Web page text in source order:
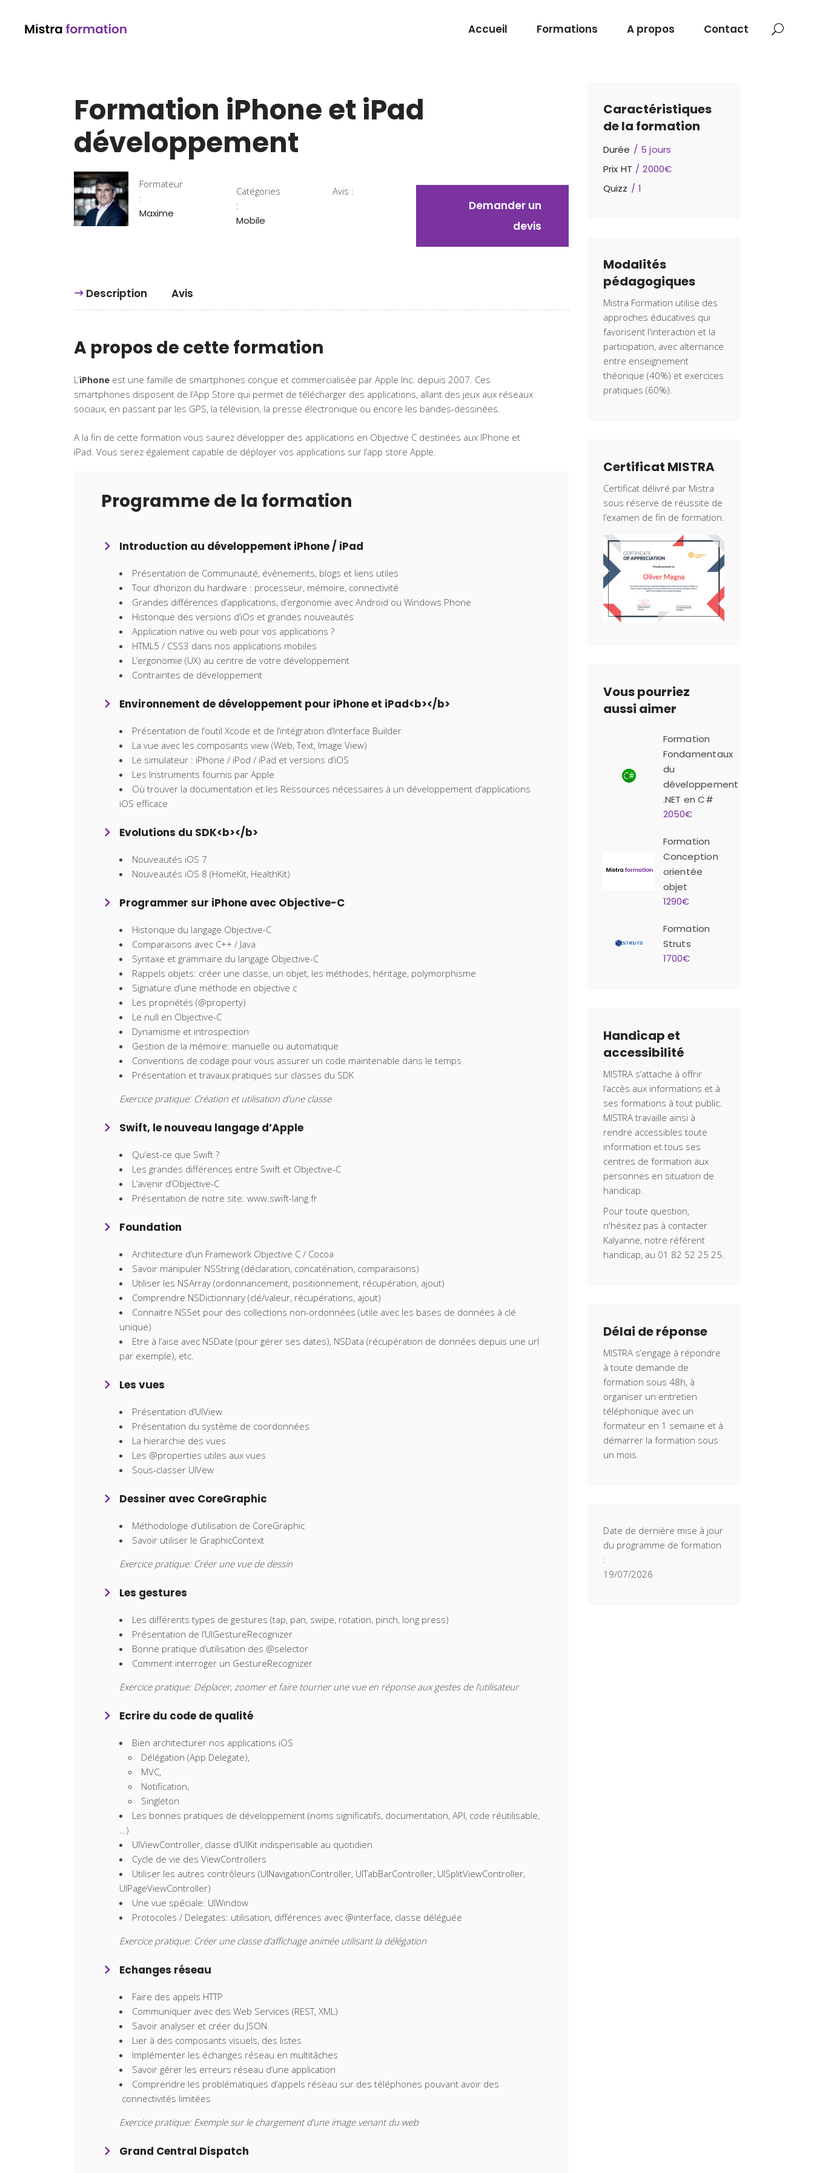
Accueil Formations A propos Contact
Formation iPhone et iPad
développement
Formateur
:
Maxime
Catégories
:
Mobile
Avis :
Demander un
devis
Description Avis
A propos de cette formation
L’iPhone est une famille de smartphones conçue et commercialisée par Apple Inc. depuis 2007. Ces
smartphones disposent de l’App Store qui permet de télécharger des applications, allant des jeux aux réseaux
sociaux, en passant par les GPS, la télévision, la presse électronique ou encore les bandes-dessinées.
A la fin de cette formation vous saurez développer des applications en Objective C destinées aux IPhone et
iPad. Vous serez également capable de déployer vos applications sur l’app store Apple.
Programme de la formation
Introduction au développement iPhone / iPad
Présentation de Communauté, évènements, blogs et liens utiles
Tour d’horizon du hardware : processeur, mémoire, connectivité
Grandes différences d’applications, d’ergonomie avec Android ou Windows Phone
Historique des versions d’iOs et grandes nouveautés
Application native ou web pour vos applications ?
HTML5 / CSS3 dans nos applications mobiles
L’ergonomie (UX) au centre de votre développement
Contraintes de développement
Environnement de développement pour iPhone et iPad<b></b>
Présentation de l’outil Xcode et de l’intégration d’Interface Builder
La vue avec les composants view (Web, Text, Image View)
Le simulateur : iPhone / iPod / iPad et versions d’iOS
Les Instruments fournis par Apple
Où trouver la documentation et les Ressources nécessaires à un développement d’applications
iOS efficace
Evolutions du SDK<b></b>
Nouveautés iOS 7
Nouveautés iOS 8 (HomeKit, HealthKit)
Programmer sur iPhone avec Objective-C
Historique du langage Objective-C
Comparaisons avec C++ / Java
Syntaxe et grammaire du langage Objective-C
Rappels objets: créer une classe, un objet, les méthodes, héritage, polymorphisme
Signature d’une méthode en objective c
Les propriétés (@property)
Le null en Objective-C
Dynamisme et introspection
Gestion de la mémoire: manuelle ou automatique
Conventions de codage pour vous assurer un code maintenable dans le temps
Présentation et travaux pratiques sur classes du SDK
Exercice pratique: Création et utilisation d’une classe
Swift, le nouveau langage d’Apple
Qu’est-ce que Swift ?
Les grandes différences entre Swift et Objective-C
L’avenir d’Objective-C
Présentation de notre site: www.swift-lang.fr
Foundation
Architecture d’un Framework Objective C / Cocoa
Savoir manipuler NSString (déclaration, concaténation, comparaisons)
Utiliser les NSArray (ordonnancement, positionnement, récupération, ajout)
Comprendre NSDictionnary (clé/valeur, récupérations, ajout)
Connaitre NSSet pour des collections non-ordonnées (utile avec les bases de données à clé
unique)
Etre à l’aise avec NSDate (pour gérer ses dates), NSData (récupération de données depuis une url
par exemple), etc.
Les vues
Présentation d’UIView
Présentation du système de coordonnées
La hierarchie des vues
Les @properties utiles aux vues
Sous-classer UIVew
Dessiner avec CoreGraphic
Méthodologie d’utilisation de CoreGraphic
Savoir utiliser le GraphicContext
Exercice pratique: Créer une vue de dessin
Les gestures
Les différents types de gestures (tap, pan, swipe, rotation, pinch, long press)
Présentation de l’UIGestureRecognizer
Bonne pratique d’utilisation des @selector
Comment interroger un GestureRecognizer
Exercice pratique: Déplacer, zoomer et faire tourner une vue en réponse aux gestes de l’utilisateur
Ecrire du code de qualité
Bien architecturer nos applications iOS
Délégation (App Delegate),
MVC,
Notification,
Singleton
Les bonnes pratiques de développement (noms significatifs, documentation, API, code réutilisable,
…)
UIViewController, classe d’UIKit indispensable au quotidien
Cycle de vie des ViewControllers
Utiliser les autres contrôleurs (UINavigationController, UITabBarController, UISplitViewController,
UIPageViewController)
Une vue spéciale: UIWindow
Protocoles / Delegates: utilisation, différences avec @interface, classe déléguée
Exercice pratique: Créer une classe d’affichage animée utilisant la délégation
Echanges réseau
Faire des appels HTTP
Communiquer avec des Web Services (REST, XML)
Savoir analyser et créer du JSON
Lier à des composants visuels, des listes
Implémenter les échanges réseau en multitâches
Savoir gérer les erreurs réseau d’une application
Comprendre les problématiques d’appels réseau sur des téléphones pouvant avoir des
connectivités limitées
Exercice pratique: Exemple sur le chargement d’une image venant du web
Grand Central Dispatch
Caractéristiques
de la formation
Durée
5 jours
Prix HT
2000€
Quizz
1
Modalités
pédagogiques
Mistra Formation utilise des
approches éducatives qui
favorisent l'interaction et la
participation, avec alternance
entre enseignement
théorique (40%) et exercices
pratiques (60%).
Certificat MISTRA
Certificat délivré par Mistra
sous réserve de réussite de
l’examen de fin de formation.
Vous pourriez
aussi aimer
Formation
Fondamentaux
du
développement
.NET en C#
2050€
Formation
Conception
orientée
objet
1290€
Formation
Struts
1700€
Handicap et
accessibilité
MISTRA s’attache à offrir
l’accès aux informations et à
ses formations à tout public.
MISTRA travaille ainsi à
rendre accessibles toute
information et tous ses
centres de formation aux
personnes en situation de
handicap.
Pour toute question,
n'hésitez pas à contacter
Kalyanne, notre référent
handicap, au 01 82 52 25 25.
Délai de réponse
MISTRA s’engage à répondre
à toute demande de
formation sous 48h, à
organiser un entretien
téléphonique avec un
formateur en 1 semaine et à
démarrer la formation sous
un mois.
Date de dernière mise à jour
du programme de formation
:
19/07/2026